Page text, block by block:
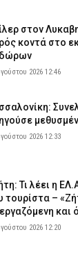
23:05
στον
κοντά στο
2026 12:46
2026 12:33
Τι λέει η
τουρίστα –
και
2026 12:20